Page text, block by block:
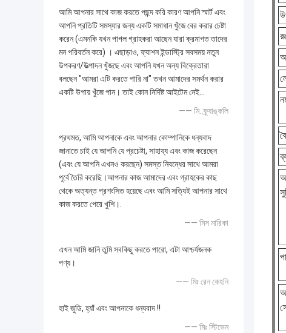
আমি আপনার সাথে কাজ করতে পছন্দ করি কারণ আপনি স্মার্ট এবং
আপনি প্রতিটি সমস্যার জন্য একটি সমাধান খুঁজে বের করার চেষ্টা
করেন (এমনকি যখন পাগল গ্রাহকরা আছেন যারা ক্রমাগত তাদের
মন পরিবর্তন করে) । এছাড়াও, ফ্যাশন ইন্ডাস্ট্রি সবসময় নতুন
উপকরণ/উত্পাদন খুঁজছে এবং আপনি যখন অন্য বিক্রেতারা
বলছেন "আমরা এটি করতে পারি না" তখন আমাদের সমর্থন করার
একটি উপায় খুঁজে পান। তাই কোন নির্দিষ্ট আইটেম নেই...
—— মি. ফ্র্যাঙ্কলি
প্রথমত, আমি আপনাকে এবং আপনার কোম্পানিকে ধন্যবাদ
জানাতে চাই যে আপনি যে প্রচেষ্টা, সাহায্য এবং কাজ করেছেন
(এবং যে আপনি এখনও করছেন) সমস্ত নিবন্ধের সাথে আমরা
পূর্বে তৈরি করেছি।আপনার কাজ আমাদের এবং গ্রাহকের কাছ
থেকে অত্যন্ত প্রশংসিত হয়েছে এবং আমি সত্যিই আপনার সাথে
কাজ করতে পেরে খুশি।.
—— মিস মারিকা
এখন আমি জানি তুমি সবকিছু করতে পারো, এটা আশ্চর্যজনক
পণ্য।
—— মিঃ রেন কেহনি
হাই জুডি, হ্যাঁ এবং আপনাকে ধন্যবাদ !!
—— মিঃ স্টিভেন